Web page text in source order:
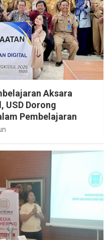
Aksara
USD Dorong
Pembelajaran